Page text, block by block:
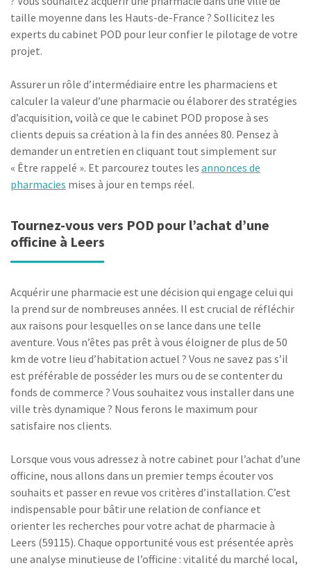
taille moyenne dans les Hauts-de-France ? Sollicitez les
experts du cabinet POD pour leur confier le pilotage de votre
projet.
Assurer un rôle d’intermédiaire entre les pharmaciens et
calculer la valeur d’une pharmacie ou élaborer des stratégies
d’acquisition, voilà ce que le cabinet POD propose à ses
clients depuis sa création à la fin des années 80. Pensez à
demander un entretien en cliquant tout simplement sur
« Être rappelé ». Et parcourez toutes les annonces de
pharmacies mises à jour en temps réel.
Tournez-vous vers POD pour l’achat d’une
officine à Leers
Acquérir une pharmacie est une décision qui engage celui qui
la prend sur de nombreuses années. Il est crucial de réfléchir
aux raisons pour lesquelles on se lance dans une telle
aventure. Vous n’êtes pas prêt à vous éloigner de plus de 50
km de votre lieu d’habitation actuel ? Vous ne savez pas s’il
est préférable de posséder les murs ou de se contenter du
fonds de commerce ? Vous souhaitez vous installer dans une
ville très dynamique ? Nous ferons le maximum pour
satisfaire nos clients.
Lorsque vous vous adressez à notre cabinet pour l’achat d’une
officine, nous allons dans un premier temps écouter vos
souhaits et passer en revue vos critères d’installation. C’est
indispensable pour bâtir une relation de confiance et
orienter les recherches pour votre achat de pharmacie à
Leers (59115). Chaque opportunité vous est présentée après
une analyse minutieuse de l’officine : vitalité du marché local,